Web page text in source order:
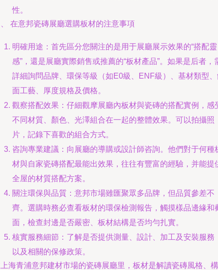
性。
在意邦瓷磚展廳選購板材的注意事項
明確用途：首先區分您關注的是用于展廳展示效果的“搭配靈
感”，還是展廳實際銷售或推薦的“板材產品”。如果是后者，
詳細詢問品牌、環保等級（如E0級、ENF級）、基材類型
面工藝、厚度規格及價格。
觀察搭配效果：仔細觀摩展廳內板材與瓷磚的搭配實例，感
不同材質、顏色、光澤組合在一起的整體效果。可以拍攝照
片，記錄下喜歡的組合方式。
咨詢專業建議：向展廳的導購或設計師咨詢。他們對于何種
材與自家瓷磚搭配最能出效果，往往有豐富的經驗，并能提
全屋的材質搭配方案。
關注環保與品質：意邦市場雖匯聚眾多品牌，但品質參差不
齊。選購時務必查看板材的環保檢測報告，觸摸樣品邊緣和
面，檢查封邊是否嚴密、板材結構是否均勻扎實。
核實服務細節：了解是否提供測量、設計、加工及安裝服務
以及相關的保修政策。
海青浦意邦建材市場的瓷磚展廳里，板材是解讀瓷磚風格、構